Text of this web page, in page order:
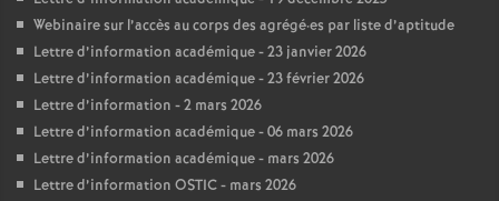
Webinaire sur l’accès au corps des agrégé·es par liste d’aptitude
Lettre d’information académique - 23 janvier 2026
Lettre d’information académique - 23 février 2026
Lettre d’information - 2 mars 2026
Lettre d’information académique - 06 mars 2026
Lettre d’information académique - mars 2026
Lettre d’information OSTIC - mars 2026